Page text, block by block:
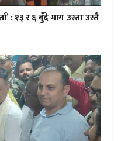
: १३ र ६ बुँदे माग उस्ता उस्तै